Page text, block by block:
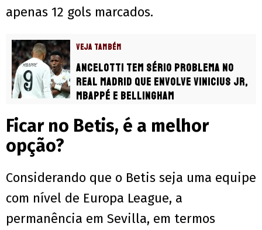
apenas 12 gols marcados.
VEJA TAMBÉM
Ancelotti tem sério problema no
Real Madrid que envolve Vinicius Jr,
Mbappé e Bellingham
Ficar no Betis, é a melhor
opção?
Considerando que o Betis seja uma equipe
com nível de Europa League, a
permanência em Sevilla, em termos